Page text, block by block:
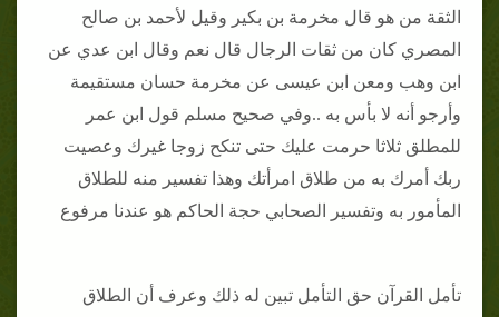
الثقة من هو قال مخرمة بن بكير وقيل لأحمد بن صالح
المصري كان من ثقات الرجال قال نعم وقال ابن عدي عن
ابن وهب ومعن ابن عيسى عن مخرمة حسان مستقيمة
وأرجو أنه لا بأس به ..وفي صحيح مسلم قول ابن عمر
للمطلق ثلاثا حرمت عليك حتى تنكح زوجا غيرك وعصيت
ربك أمرك به من طلاق امرأتك وهذا تفسير منه للطلاق
المأمور به وتفسير الصحابي حجة الحاكم هو عندنا مرفوع
تأمل القرآن حق التأمل تبين له ذلك وعرف أن الطلاق